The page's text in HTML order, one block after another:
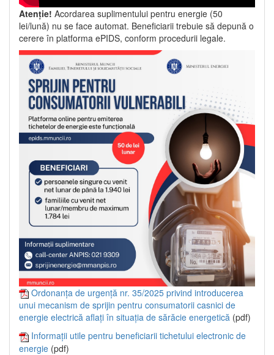
Atenție! Acordarea suplimentului pentru energie (50
lei/lună) nu se face automat. Beneficiarii trebuie să depună o
cerere în platforma ePIDS, conform procedurii legale.
Ordonanța de urgență nr. 35/2025 privind introducerea
unui mecanism de sprijin pentru consumatorii casnici de
energie electrică aflați în situația de sărăcie energetică (pdf)
Informații utile pentru beneficiarii tichetului electronic de
energie (pdf)